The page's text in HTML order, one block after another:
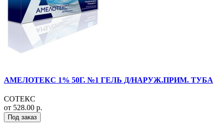
АМЕЛОТЕКС 1% 50Г. №1 ГЕЛЬ Д/НАРУЖ.ПРИМ. ТУБА
СОТЕКС
от 528.00 р.
Под заказ